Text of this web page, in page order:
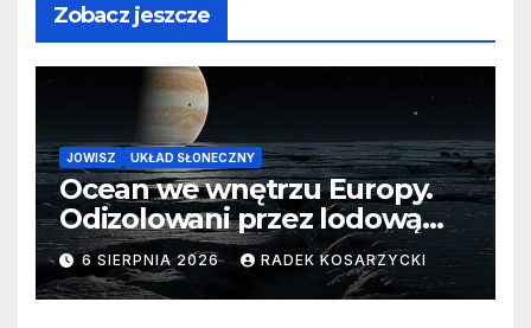
Zobacz jeszcze
JOWISZ UKŁAD SŁONECZNY
Ocean we wnętrzu Europy.
Odizolowani przez lodową
barierę
6 SIERPNIA 2026 RADEK KOSARZYCKI